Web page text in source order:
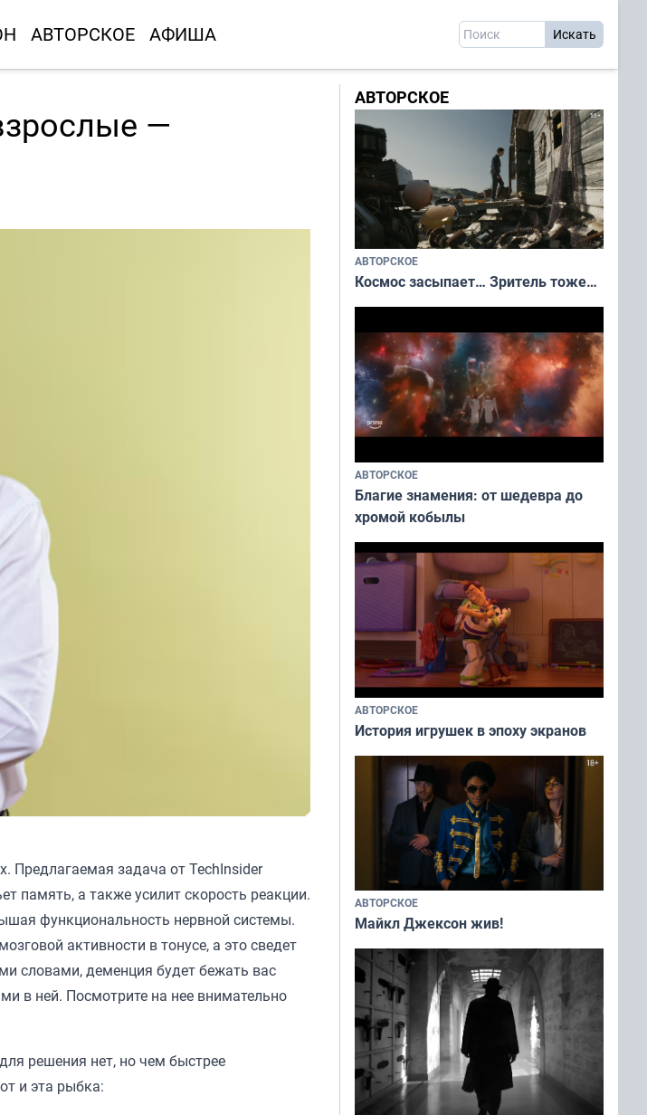
АВТОРСКОЕ АФИША
—
Предлагаемая задача отTechInsider
память, а также усилит скорость реакции.
функциональность нервной системы.
активности в тонусе, а это сведет
словами, деменция будет бежать вас
в ней. Посмотрите на нее внимательно
решения нет, но чем быстрее
и эта рыбка:
АВТОРСКОЕ
АВТОРСКОЕ
Космос засыпает… Зритель тоже…
АВТОРСКОЕ
Благие знамения: от шедевра до
хромой кобылы
АВТОРСКОЕ
История игрушек в эпоху экранов
АВТОРСКОЕ
Майкл Джексон жив!